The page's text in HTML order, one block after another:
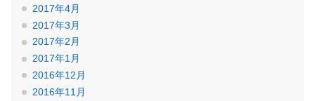
2017年4月
2017年3月
2017年2月
2017年1月
2016年12月
2016年11月